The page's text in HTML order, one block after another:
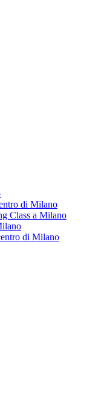
di Milano
Class a Milano
di Milano